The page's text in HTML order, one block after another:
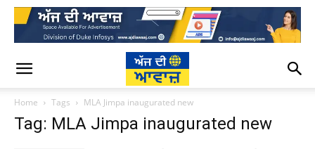
Home Tags MLA Jimpa inaugurated new
Tag: MLA Jimpa inaugurated new